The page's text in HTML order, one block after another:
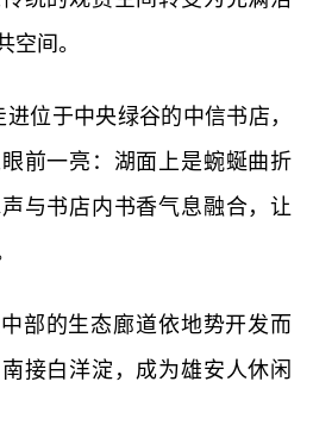
空间。
位于中央绿谷的中信书店，
前一亮：湖面上是蜿蜒曲折
与书店内书香气息融合，让
部的生态廊道依地势开发而
接白洋淀，成为雄安人休闲